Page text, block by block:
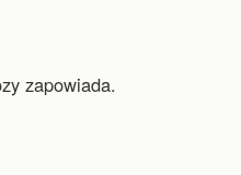
zapowiada.